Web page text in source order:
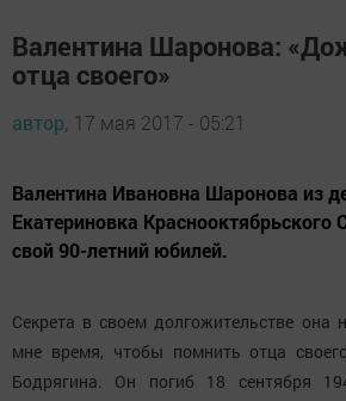
Валентина Шаронова:
отца своего»
автор, 17 мая 2017 - 05:21
Валентина Ивановна Шаронова из
Екатериновка Краснооктябрьского
свой 90-летний юбилей.
Секрета в своем долгожительстве она
мне время, чтобы помнить отца
Бодрягина. Он погиб 18 сентября